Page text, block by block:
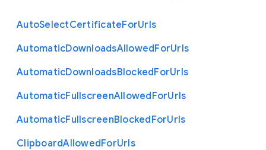
AutoSelectCertificateForUrls
AutomaticDownloadsAllowedForUrls
AutomaticDownloadsBlockedForUrls
AutomaticFullscreenAllowedForUrls
AutomaticFullscreenBlockedForUrls
ClipboardAllowedForUrls